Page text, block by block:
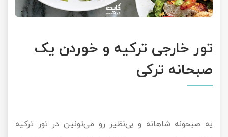
تور خارجی ترکیه و خوردن یک
صبحانه ترکی
یه صبحونه شاهانه و بی‌نظیر رو می‌تونین در تور ترکیه